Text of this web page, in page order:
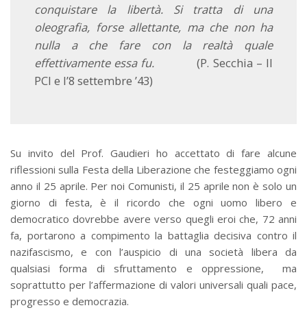
conquistare la libertà. Si tratta di una
oleografia, forse allettante, ma che non ha
nulla a che fare con la realtà quale
effettivamente essa fu. (P. Secchia – Il
PCI e l’8 settembre ’43)
Su invito del Prof. Gaudieri ho accettato di fare alcune
riflessioni sulla Festa della Liberazione che festeggiamo ogni
anno il 25 aprile. Per noi Comunisti, il 25 aprile non è solo un
giorno di festa, è il ricordo che ogni uomo libero e
democratico dovrebbe avere verso quegli eroi che, 72 anni
fa, portarono a compimento la battaglia decisiva contro il
nazifascismo, e con l’auspicio di una società libera da
qualsiasi forma di sfruttamento e oppressione, ma
soprattutto per l’affermazione di valori universali quali pace,
progresso e democrazia.